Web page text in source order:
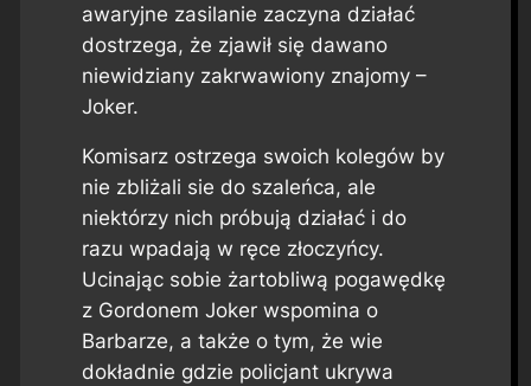
awaryjne zasilanie zaczyna działać
dostrzega, że zjawił się dawano
niewidziany zakrwawiony znajomy –
Joker.
Komisarz ostrzega swoich kolegów by
nie zbliżali sie do szaleńca, ale
niektórzy nich próbują działać i do
razu wpadają w ręce złoczyńcy.
Ucinając sobie żartobliwą pogawędkę
z Gordonem Joker wspomina o
Barbarze, a także o tym, że wie
dokładnie gdzie policjant ukrywa